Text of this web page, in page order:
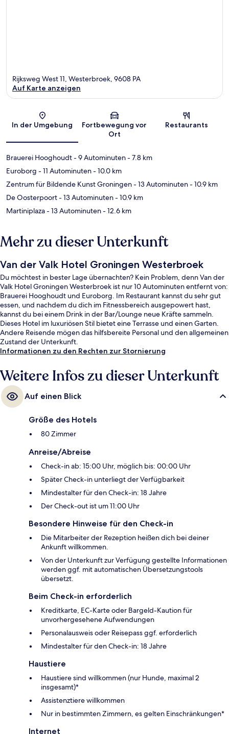
Karte
Rijksweg West 11, Westerbroek, 9608 PA
Auf Karte anzeigen
In der Umgebung
Fortbewegung vor
Ort
Restaurants
Brauerei Hooghoudt- 9 Autominuten- 7.8 km
Euroborg - 11 Autominuten- 10.0 km
Zentrum für Bildende Kunst Groningen- 13 Autominuten- 10.9 km
De Oosterpoort- 13 Autominuten- 10.9 km
Martiniplaza- 13 Autominuten- 12.6 km
Mehr zu dieser Unterkunft
Van der Valk Hotel Groningen Westerbroek
Du möchtest in bester Lage übernachten? Kein Problem, denn Van der
Valk Hotel Groningen Westerbroek ist nur 10 Autominuten entfernt von:
Brauerei Hooghoudt und Euroborg. Im Restaurant kannst du sehr gut
essen, und nachdem du dich im Fitnessbereich ausgepowert hast,
kannst du bei einem Drink in der Bar/Lounge neue Kräfte sammeln.
Dieses Hotel im luxuriösen Stil bietet eine Terrasse und einen Garten.
Andere Reisende mögen das hilfsbereite Personal und den allgemeinen
Zustand der Unterkunft.
Informationen zu den Rechten zur Stornierung
Weitere Infos zu dieser Unterkunft
Auf einen Blick
Größe des Hotels
80 Zimmer
Anreise/Abreise
Check-in ab: 15:00 Uhr, möglich bis: 00:00 Uhr
Später Check-in unterliegt der Verfügbarkeit
Mindestalter für den Check-in: 18 Jahre
Der Check-out ist um 11:00 Uhr
Besondere Hinweise für den Check-in
Die Mitarbeiter der Rezeption heißen dich bei deiner
Ankunft willkommen.
Von der Unterkunft zur Verfügung gestellte Informationen
werden ggf. mit automatischen Übersetzungstools
übersetzt.
Beim Check-in erforderlich
Kreditkarte, EC-Karte oder Bargeld-Kaution für
unvorhergesehene Aufwendungen
Personalausweis oder Reisepass ggf. erforderlich
Mindestalter für den Check-in: 18 Jahre
Haustiere
Haustiere sind willkommen (nur Hunde, maximal 2
insgesamt)*
Assistenztiere willkommen
Nur in bestimmten Zimmern, es gelten Einschränkungen*
Internet